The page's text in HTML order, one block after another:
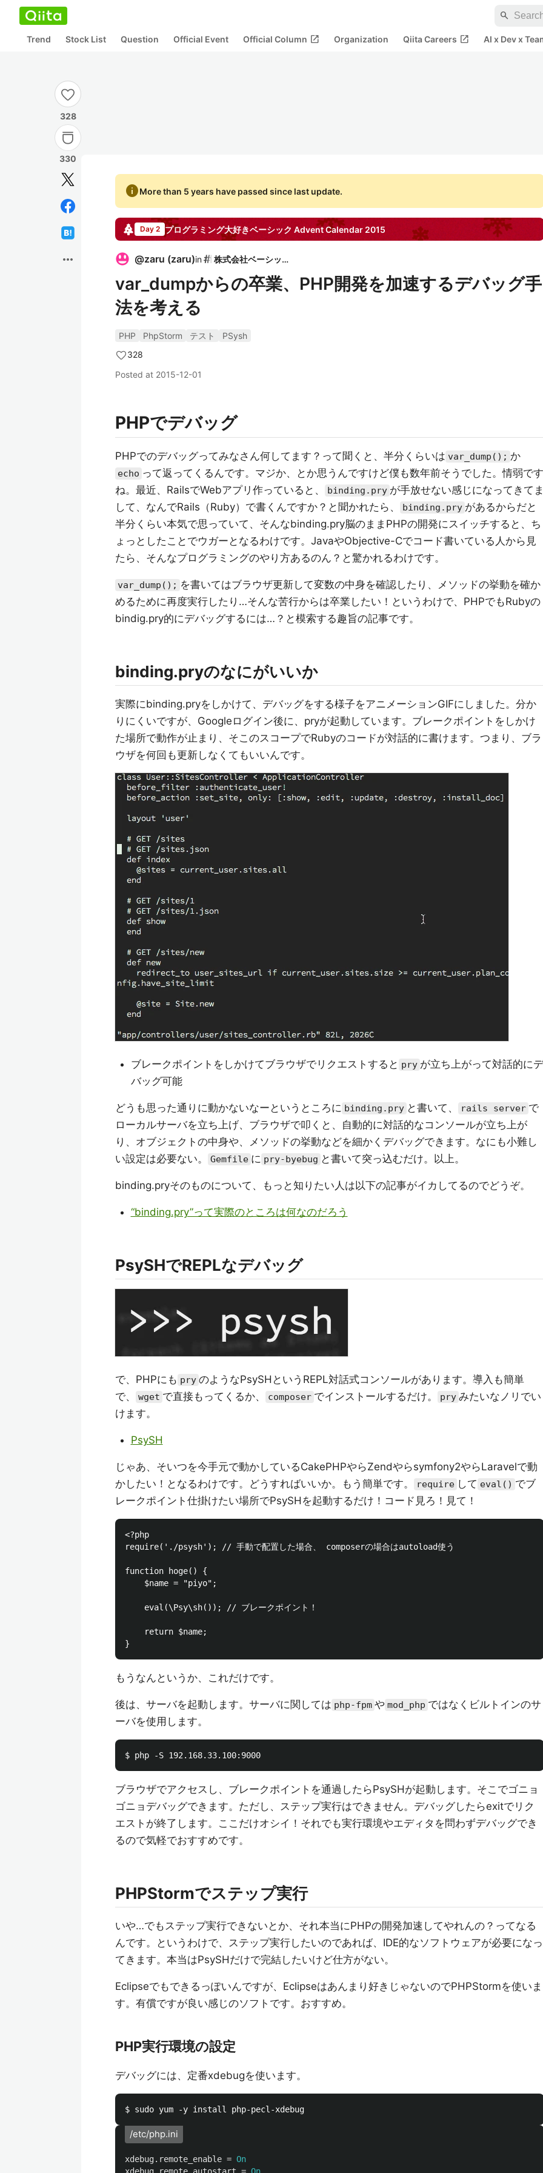
search
Trend Stock List Question Official Event Official Column open_in_new Organization Qiita Careers open_in_new AI x Dev x
328
330
more_horiz
infoMore than 5 years have passed since last update.
Day 2 プログラミング大好きベーシック Advent Calendar 2015
@zaru (zaru)in 株式会社ベーシック
var_dumpからの卒業、PHP開発を加速するデバッグ手
法を考える
PHP PhpStorm テスト
PSysh
328
Posted at 2015-12-01
PHPでデバッグ
PHPでのデバッグってみなさん何してます？って聞くと、半分くらいは var_dump(); か
echo って返ってくるんです。マジか、とか思うんですけど僕も数年前そうでした。情弱です
ね。最近、RailsでWebアプリ作っていると、
binding.pry が手放せない感じになってきて
して、なんでRails（Ruby）で書くんですか？と聞かれたら、
binding.pry があるからだと
半分くらい本気で思っていて、そんなbinding.pry脳のままPHPの開発にスイッチすると、ち
ょっとしたことでウガーとなるわけです。JavaやObjective-Cでコード書いている人から見
たら、そんなプログラミングのやり方あるのん？と驚かれるわけです。
var_dump(); を書いてはブラウザ更新して変数の中身を確認したり、メソッドの挙動を確か
めるために再度実行したり…そんな苦行からは卒業したい！というわけで、PHPでもRubyの
bindig.pry的にデバッグするには…？と模索する趣旨の記事です。
binding.pryのなにがいいか
実際にbinding.pryをしかけて、デバッグをする様子をアニメーションGIFにしました。分か
りにくいですが、Googleログイン後に、pryが起動しています。ブレークポイントをしかけ
た場所で動作が止まり、そこのスコープでRubyのコードが対話的に書けます。つまり、ブラ
ウザを何回も更新しなくてもいいんです。
ブレークポイントをしかけてブラウザでリクエストすると pry が立ち上がって対話的にデ
バッグ可能
どうも思った通りに動かないなーというところに binding.pry と書いて、 rails server で
ローカルサーバを立ち上げ、ブラウザで叩くと、自動的に対話的なコンソールが立ち上が
り、オブジェクトの中身や、メソッドの挙動などを細かくデバッグできます。なにも小難し
い設定は必要ない。
Gemfile に pry-byebug と書いて突っ込むだけ。以上。
binding.pryそのものについて、もっと知りたい人は以下の記事がイカしてるのでどうぞ。
“binding.pry”って実際のところは何なのだろう
PsySHでREPLなデバッグ
で、PHPにも pry のようなPsySHというREPL対話式コンソールがあります。導入も簡単
で、
wget で直接もってくるか、 composer でインストールするだけ。 pry みたいなノリでい
けます。
PsySH
じゃあ、そいつを今手元で動かしているCakePHPやらZendやらsymfony2やらLaravelで動
かしたい！となるわけです。どうすればいいか。もう簡単です。
require して eval() でブ
レークポイント仕掛けたい場所でPsySHを起動するだけ！コード見ろ！見て！
<?php
require('./psysh'); // 手動で配置した場合、 composerの場合はautoload使う
function hoge() {
もうなんというか、これだけです。
後は、サーバを起動します。サーバに関しては php-fpm や mod_php ではなくビルトインのサ
ーバを使用します。
ブラウザでアクセスし、ブレークポイントを通過したらPsySHが起動します。そこでゴニョ
ゴニョデバッグできます。ただし、ステップ実行はできません。デバッグしたらexitでリク
エストが終了します。ここだけオシイ！それでも実行環境やエディタを問わずデバッグでき
るので気軽でおすすめです。
PHPStormでステップ実行
いや…でもステップ実行できないとか、それ本当にPHPの開発加速してやれんの？ってなる
んです。というわけで、ステップ実行したいのであれば、IDE的なソフトウェアが必要になっ
てきます。本当はPsySHだけで完結したいけど仕方がない。
Eclipseでもできるっぽいんですが、Eclipseはあんまり好きじゃないのでPHPStormを使いま
す。有償ですが良い感じのソフトです。おすすめ。
PHP実行環境の設定
デバッグには、定番xdebugを使います。
/etc/php.ini
xdebug.remote_enable = On